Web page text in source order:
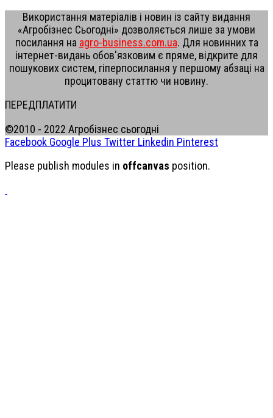
Використання матеріалів і новин із сайту видання
«Агробізнес Сьогодні» дозволяється лише за умови
посилання на agro-business.com.ua. Для новинних та
інтернет-видань обов'язковим є пряме, відкрите для
пошукових систем, гіперпосилання у першому абзаці на
процитовану статтю чи новину.
ПЕРЕДПЛАТИТИ
©2010 - 2022 Агробізнес сьогодні
Facebook Google Plus Twitter Linkedin Pinterest
Please publish modules in offcanvas position.